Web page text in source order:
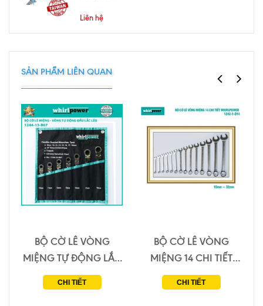
Liên hệ
SẢN PHẨM LIÊN QUAN
BỘ CỜ LÊ VÒNG
MIỆNG TỰ ĐỘNG LẮC
LÉO WHIRLPOWER
1244-13-B07
CHI TIẾT
BỘ CỜ LÊ VÒNG
MIỆNG 14 CHI TIẾT
WHIRLPOWER 1242-1-
D14
CHI TIẾT